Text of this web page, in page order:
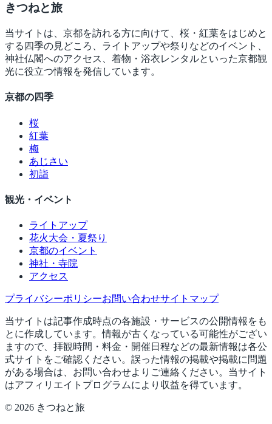
きつねと旅
当サイトは、京都を訪れる方に向けて、桜・紅葉をはじめと
する四季の見どころ、ライトアップや祭りなどのイベント、
神社仏閣へのアクセス、着物・浴衣レンタルといった京都観
光に役立つ情報を発信しています。
京都の四季
桜
紅葉
梅
あじさい
初詣
観光・イベント
ライトアップ
花火大会・夏祭り
京都のイベント
神社・寺院
アクセス
プライバシーポリシーお問い合わせサイトマップ
当サイトは記事作成時点の各施設・サービスの公開情報をも
とに作成しています。情報が古くなっている可能性がござい
ますので、拝観時間・料金・開催日程などの最新情報は各公
式サイトをご確認ください。誤った情報の掲載や掲載に問題
がある場合は、お問い合わせよりご連絡ください。当サイト
はアフィリエイトプログラムにより収益を得ています。
© 2026 きつねと旅